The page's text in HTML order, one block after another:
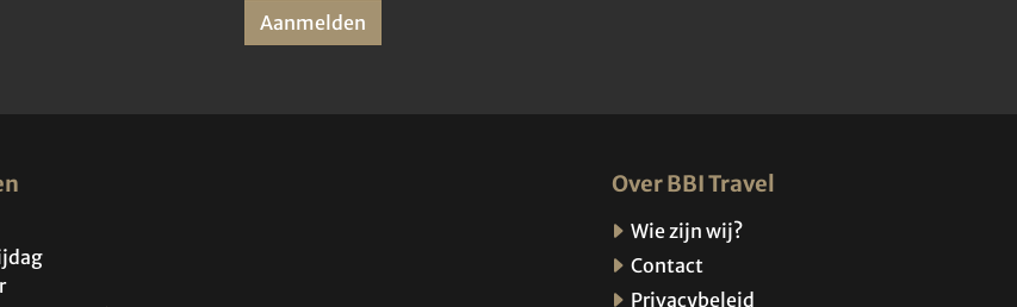
Aanmelden
Over BBI Travel
Wie zijn wij?
Contact
Privacybeleid